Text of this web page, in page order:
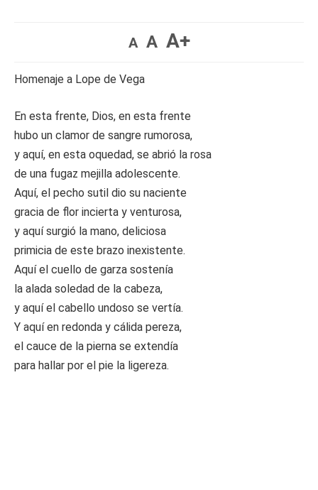
A A A+
Homenaje a Lope de Vega
En esta frente, Dios, en esta frente
hubo un clamor de sangre rumorosa,
y aquí, en esta oquedad, se abrió la rosa
de una fugaz mejilla adolescente.
Aquí, el pecho sutil dio su naciente
gracia de flor incierta y venturosa,
y aquí surgió la mano, deliciosa
primicia de este brazo inexistente.
Aquí el cuello de garza sostenía
la alada soledad de la cabeza,
y aquí el cabello undoso se vertía.
Y aquí en redonda y cálida pereza,
el cauce de la pierna se extendía
para hallar por el pie la ligereza.